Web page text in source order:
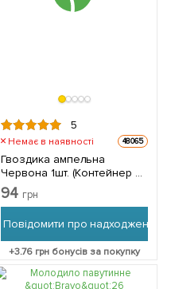
5
Немає в наявності 48065
Гвоздика ампельна
Червона 1шт. (Контейнер №
10, висота 10 см)
94 грн
Повідомити про надходження
+3.76 грн бонусів за покупку